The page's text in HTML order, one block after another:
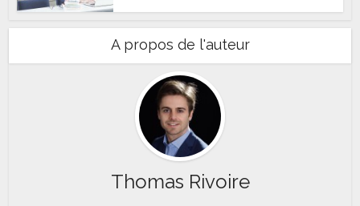
A propos de l'auteur
Thomas Rivoire